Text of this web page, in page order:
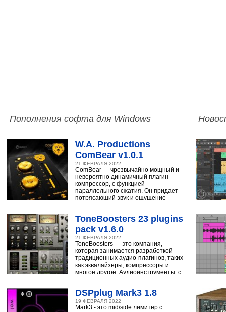
Пополнения софта для Windows
W.A. Productions
ComBear v1.0.1
21 ФЕВРАЛЯ 2022
ComBear — чрезвычайно мощный и
невероятно динамичный плагин-
компрессор, с функцией
параллельного сжатия. Он придает
потрясающий звук и ощущение
ToneBoosters 23 plugins
pack v1.6.0
21 ФЕВРАЛЯ 2022
ToneBoosters — это компания,
которая занимается разработкой
традиционных аудио-плагинов, таких
как эквалайзеры, компрессоры и
многое другое. Аудиоинструменты, с
DSPplug Mark3 1.8
19 ФЕВРАЛЯ 2022
Mark3 - это mid/side лимитер с